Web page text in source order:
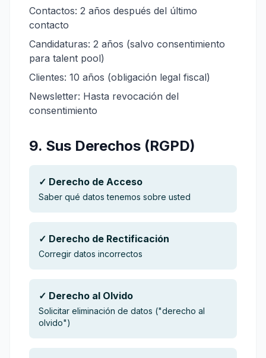
Contactos: 2 años después del último
contacto
Candidaturas: 2 años (salvo consentimiento
para talent pool)
Clientes: 10 años (obligación legal fiscal)
Newsletter: Hasta revocación del
consentimiento
9. Sus Derechos (RGPD)
✓ Derecho de Acceso
Saber qué datos tenemos sobre usted
✓ Derecho de Rectificación
Corregir datos incorrectos
✓ Derecho al Olvido
Solicitar eliminación de datos ("derecho al
olvido")